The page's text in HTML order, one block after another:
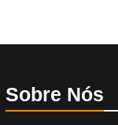
Sobre Nós